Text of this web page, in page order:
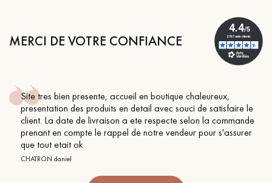
MERCI DE VOTRE CONFIANCE
en boutique chaleureux,
avec souci de satisfaire le
respecte selon la commande
notre vendeur pour s'assurer
Conseil parfait, échanges
BEILE FRANCK